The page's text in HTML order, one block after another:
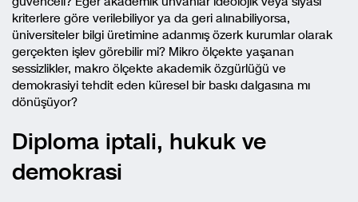
kriterlere göre verilebiliyor ya da geri alınabiliyorsa,
üniversiteler bilgi üretimine adanmış özerk kurumlar olarak
gerçekten işlev görebilir mi? Mikro ölçekte yaşanan
sessizlikler, makro ölçekte akademik özgürlüğü ve
demokrasiyi tehdit eden küresel bir baskı dalgasına mı
dönüşüyor?
Diploma iptali, hukuk ve
demokrasi